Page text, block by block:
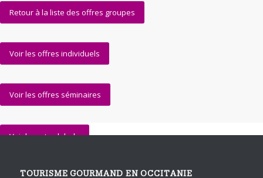
Retour à la liste des offres groupes
Voir les offres individuels
Voir les offres séminaires
Voir la carte globale
TOURISME GOURMAND EN OCCITANIE